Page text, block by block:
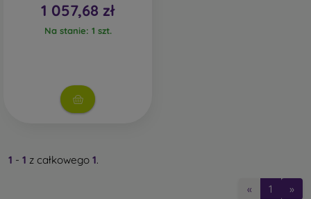
1 057,68 zł
Na stanie: 1 szt.
1 - 1 z całkowego 1.
« 1 »